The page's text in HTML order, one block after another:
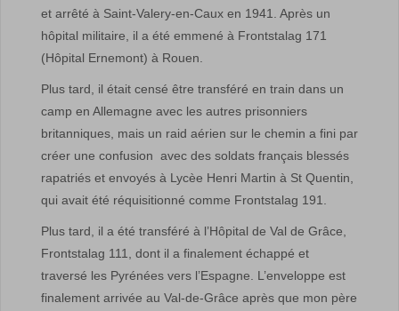
et arrêté à Saint-Valery-en-Caux en 1941. Après un
hôpital militaire, il a été emmené à Frontstalag 171
(Hôpital Ernemont) à Rouen.
Plus tard, il était censé être transféré en train dans un
camp en Allemagne avec les autres prisonniers
britanniques, mais un raid aérien sur le chemin a fini par
créer une confusion avec des soldats français blessés
rapatriés et envoyés à Lycèe Henri Martin à St Quentin,
qui avait été réquisitionné comme Frontstalag 191.
Plus tard, il a été transféré à l’Hôpital de Val de Grâce,
Frontstalag 111, dont il a finalement échappé et
traversé les Pyrénées vers l’Espagne. L’enveloppe est
finalement arrivée au Val-de-Grâce après que mon père